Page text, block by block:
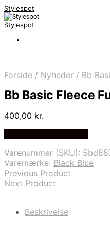
Stylespot
Stylespot
Forside / Nyheder / Bb
Bb Basic Fleece
400,00 kr.
Varenummer (SKU):
Varemærke: Black Blue
Previous Product
Next Product
Beskrivelse